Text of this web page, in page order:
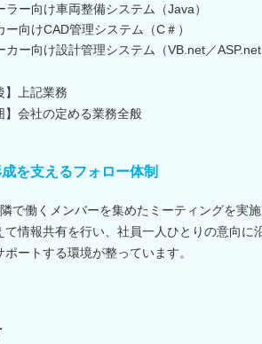
ラー向け車両整備システム（Java）
ー向けCAD管理システム（C＃）
カー向け設計管理システム（VB.net／ASP.net
】上記業務
】会社の定める業務全般
を支えるフォロー体制
で働くメンバーを集めたミーティングを実
て情報共有を行い、社員一人ひとりの意向に
ポートする環境が整っています。